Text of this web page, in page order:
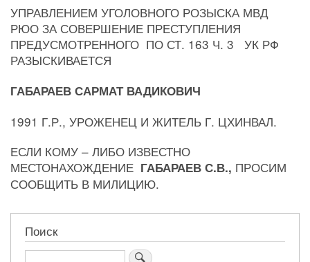
УПРАВЛЕНИЕМ УГОЛОВНОГО РОЗЫСКА МВД
РЮО ЗА СОВЕРШЕНИЕ ПРЕСТУПЛЕНИЯ
ПРЕДУСМОТРЕННОГО ПО СТ. 163 Ч. 3 УК РФ
РАЗЫСКИВАЕТСЯ
ГАБАРАЕВ САРМАТ ВАДИКОВИЧ
1991 Г.Р., УРОЖЕНЕЦ И ЖИТЕЛЬ Г. ЦХИНВАЛ.
ЕСЛИ КОМУ – ЛИБО ИЗВЕСТНО
МЕСТОНАХОЖДЕНИЕ ГАБАРАЕВ С.В., ПРОСИМ
СООБЩИТЬ В МИЛИЦИЮ.
Поиск
Поиск